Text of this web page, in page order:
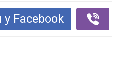
у Facebook